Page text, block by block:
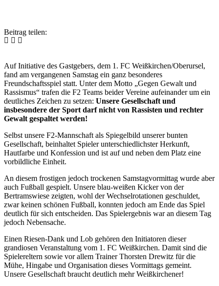
Beitrag teilen:
Auf Initiative des Gastgebers, dem 1. FC Weißkirchen/Oberursel,
fand am vergangenen Samstag ein ganz besonderes
Freundschaftsspiel statt. Unter dem Motto „Gegen Gewalt und
Rassismus“ trafen die F2 Teams beider Vereine aufeinander um ein
deutliches Zeichen zu setzen: Unsere Gesellschaft und
insbesondere der Sport darf nicht von Rassisten und rechter
Gewalt gespaltet werden!
Selbst unsere F2-Mannschaft als Spiegelbild unserer bunten
Gesellschaft, beinhaltet Spieler unterschiedlichster Herkunft,
Hautfarbe und Konfession und ist auf und neben dem Platz eine
vorbildliche Einheit.
An diesem frostigen jedoch trockenen Samstagvormittag wurde aber
auch Fußball gespielt. Unsere blau-weißen Kicker von der
Bertramswiese zeigten, wohl der Wechselrotationen geschuldet,
zwar keinen schönen Fußball, konnten jedoch am Ende das Spiel
deutlich für sich entscheiden. Das Spielergebnis war an diesem Tag
jedoch Nebensache.
Einen Riesen-Dank und Lob gehören den Initiatoren dieser
grandiosen Veranstaltung vom 1. FC Weißkirchen. Damit sind die
Spielereltern sowie vor allem Trainer Thorsten Drewitz für die
Mühe, Hingabe und Organisation dieses Vormittags gemeint.
Unsere Gesellschaft braucht deutlich mehr Weißkirchener!